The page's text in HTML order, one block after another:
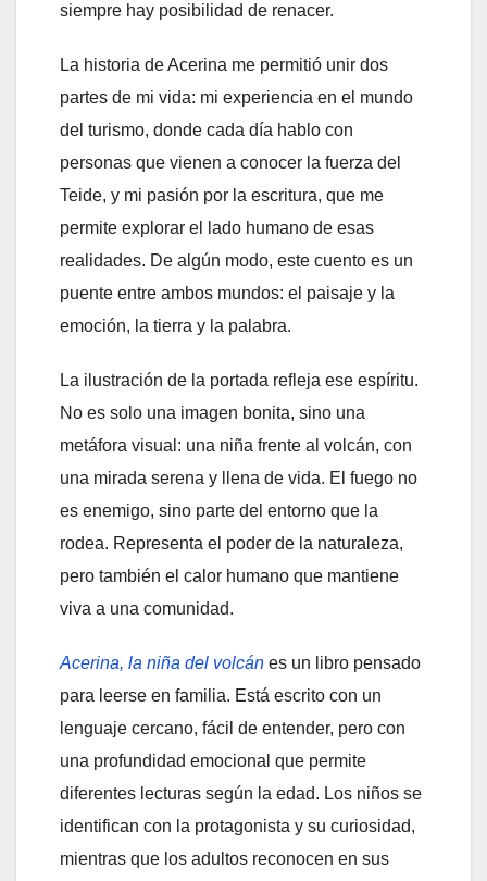
siempre hay posibilidad de renacer.
La historia de Acerina me permitió unir dos
partes de mi vida: mi experiencia en el mundo
del turismo, donde cada día hablo con
personas que vienen a conocer la fuerza del
Teide, y mi pasión por la escritura, que me
permite explorar el lado humano de esas
realidades. De algún modo, este cuento es un
puente entre ambos mundos: el paisaje y la
emoción, la tierra y la palabra.
La ilustración de la portada refleja ese espíritu.
No es solo una imagen bonita, sino una
metáfora visual: una niña frente al volcán, con
una mirada serena y llena de vida. El fuego no
es enemigo, sino parte del entorno que la
rodea. Representa el poder de la naturaleza,
pero también el calor humano que mantiene
viva a una comunidad.
Acerina, la niña del volcán es un libro pensado
para leerse en familia. Está escrito con un
lenguaje cercano, fácil de entender, pero con
una profundidad emocional que permite
diferentes lecturas según la edad. Los niños se
identifican con la protagonista y su curiosidad,
mientras que los adultos reconocen en sus